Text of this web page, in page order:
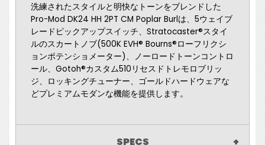
洗練されたスタイルと明快なトーンをブレンドした
Pro-Mod DK24 HH 2PT CM Poplar Burlは、5ウェイブ
レードピックアップスイッチ、Stratocaster®スタイ
ルのスカートノブ(500K EVH® Bourns®ローフリクシ
ョンポテンショメーター)、ノーロードトーンコントロ
ール、Gotoh®カスタム510リセスドトレモロブリッ
ジ、ロッキングチューナー、ゴールドハードウェアな
どプレミアムモダンな機能を提供します。
SPECS